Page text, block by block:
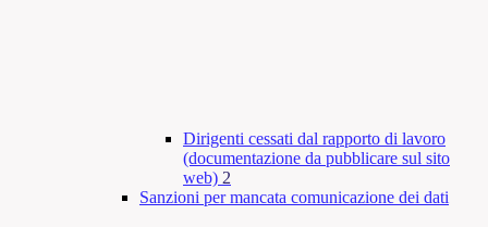
Dirigenti cessati dal rapporto di lavoro
(documentazione da pubblicare sul sito
web) 2
Sanzioni per mancata comunicazione dei dati